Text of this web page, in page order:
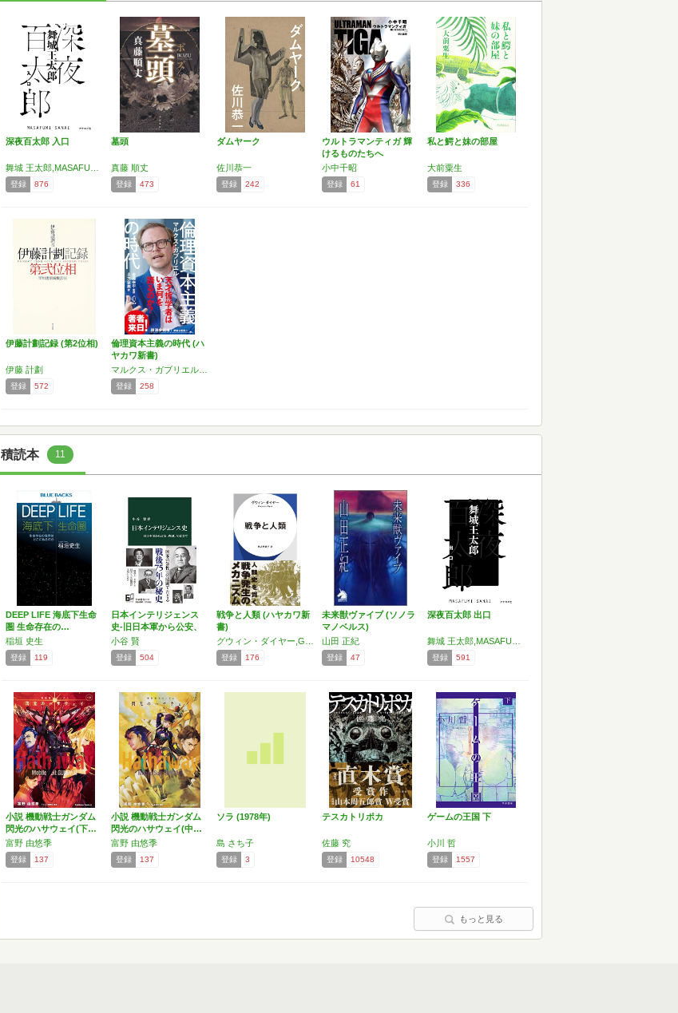
深夜百太郎 入口
登録 876
墓頭
真藤 順丈
登録 473
ダムヤーク
佐川恭一
登録 242
ウルトラマンティガ 輝
けるものたちへ
小中千昭
登録 61
私と鰐と妹の部屋
大前粟生
登録 336
伊藤計劃記録 (第2位相)
伊藤 計劃
登録 572
倫理資本主義の時代 (ハ
ヤカワ新書)
登録 258
積読本 11
DEEP LIFE 海底下生命
圏 生命存在の…
稲垣 史生
登録 119
日本インテリジェンス
史-旧日本軍から公安、
内…
小谷 賢
登録 504
戦争と人類 (ハヤカワ新
書)
登録 176
未来獣ヴァイブ (ソノラ
マノベルス)
山田 正紀
登録 47
深夜百太郎 出口
登録 591
小説 機動戦士ガンダム
閃光のハサウェイ(下…
富野 由悠季
登録 137
小説 機動戦士ガンダム
閃光のハサウェイ(中…
富野 由悠季
登録 137
ソラ (1978年)
島 さち子
登録 3
テスカトリポカ
佐藤 究
登録 10548
ゲームの王国 下
小川 哲
登録 1557
もっと見る